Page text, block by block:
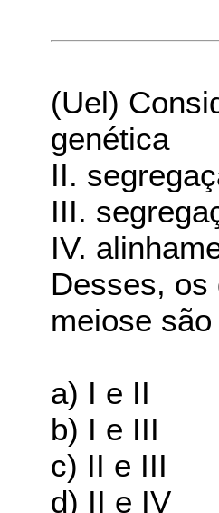
(Uel)
genética
II.
III.
IV.
Desses, os
meiose
a) I e II
b) I e III
c) II e III
d) II e IV